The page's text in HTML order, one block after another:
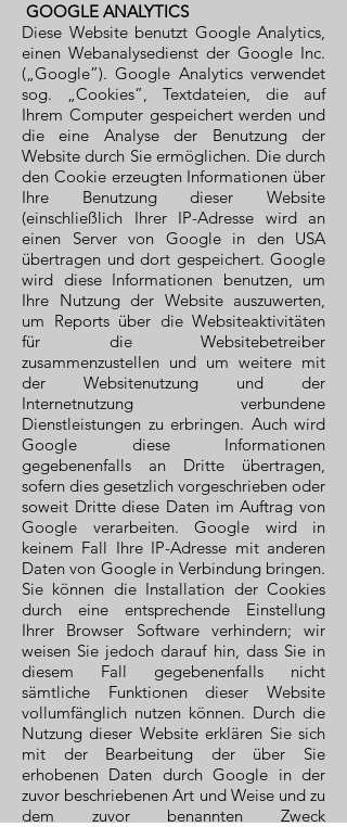
GOOGLE ANALYTICS
Diese Website benutzt Google Analytics,
einen Webanalysedienst der Google Inc.
(„Google”). Google Analytics verwendet
sog. „Cookies”, Textdateien, die auf
Ihrem Computer gespeichert werden und
die eine Analyse der Benutzung der
Website durch Sie ermöglichen. Die durch
den Cookie erzeugten Informationen über
Ihre Benutzung dieser Website
(einschließlich Ihrer IP-Adresse wird an
einen Server von Google in den USA
übertragen und dort gespeichert. Google
wird diese Informationen benutzen, um
Ihre Nutzung der Website auszuwerten,
um Reports über die Websiteaktivitäten
für die Websitebetreiber
zusammenzustellen und um weitere mit
der Websitenutzung und der
Internetnutzung verbundene
Dienstleistungen zu erbringen. Auch wird
Google diese Informationen
gegebenenfalls an Dritte übertragen,
sofern dies gesetzlich vorgeschrieben oder
soweit Dritte diese Daten im Auftrag von
Google verarbeiten. Google wird in
keinem Fall Ihre IP-Adresse mit anderen
Daten von Google in Verbindung bringen.
Sie können die Installation der Cookies
durch eine entsprechende Einstellung
Ihrer Browser Software verhindern; wir
weisen Sie jedoch darauf hin, dass Sie in
diesem Fall gegebenenfalls nicht
sämtliche Funktionen dieser Website
vollumfänglich nutzen können. Durch die
Nutzung dieser Website erklären Sie sich
mit der Bearbeitung der über Sie
erhobenen Daten durch Google in der
zuvor beschriebenen Art und Weise und zu
dem zuvor benannten Zweck